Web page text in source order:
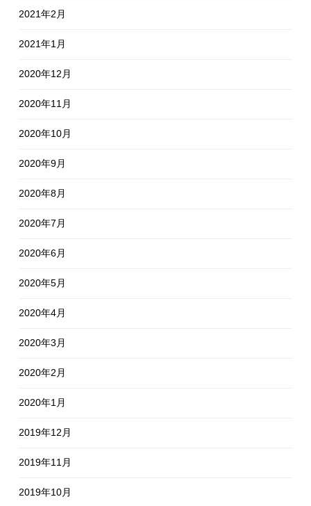
2021年2月
2021年1月
2020年12月
2020年11月
2020年10月
2020年9月
2020年8月
2020年7月
2020年6月
2020年5月
2020年4月
2020年3月
2020年2月
2020年1月
2019年12月
2019年11月
2019年10月